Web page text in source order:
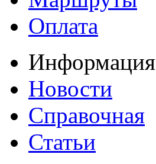
Оплата
Информация
Новости
Справочная
Статьи